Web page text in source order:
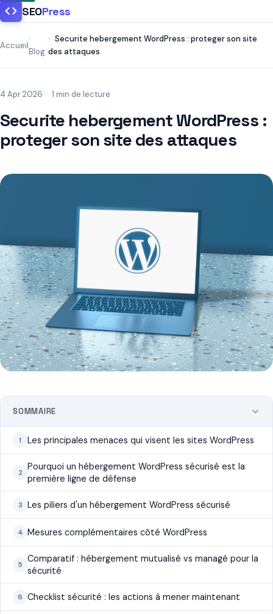
SEOPress
Accueil
Blog
Securite hebergement WordPress : proteger son site
des attaques
4 Apr 2026 1 min de lecture
Securite hebergement WordPress :
proteger son site des attaques
SOMMAIRE
Les principales menaces qui visent les sites WordPress
Pourquoi un hébergement WordPress sécurisé est la
première ligne de défense
Les piliers d'un hébergement WordPress sécurisé
Mesures complémentaires côté WordPress
Comparatif : hébergement mutualisé vs managé pour la
sécurité
Checklist sécurité : les actions à mener maintenant